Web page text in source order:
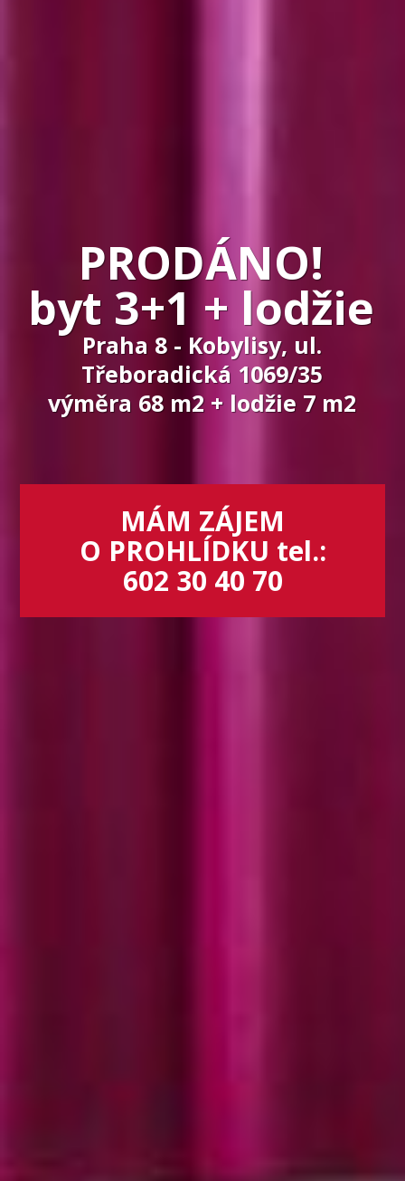
PRODÁNO!
byt 3+1 + lodžie
Praha 8 - Kobylisy, ul.
Třeboradická 1069/35
výměra 68 m2 + lodžie 7 m2
MÁM ZÁJEM
O PROHLÍDKU tel.:
602 30 40 70